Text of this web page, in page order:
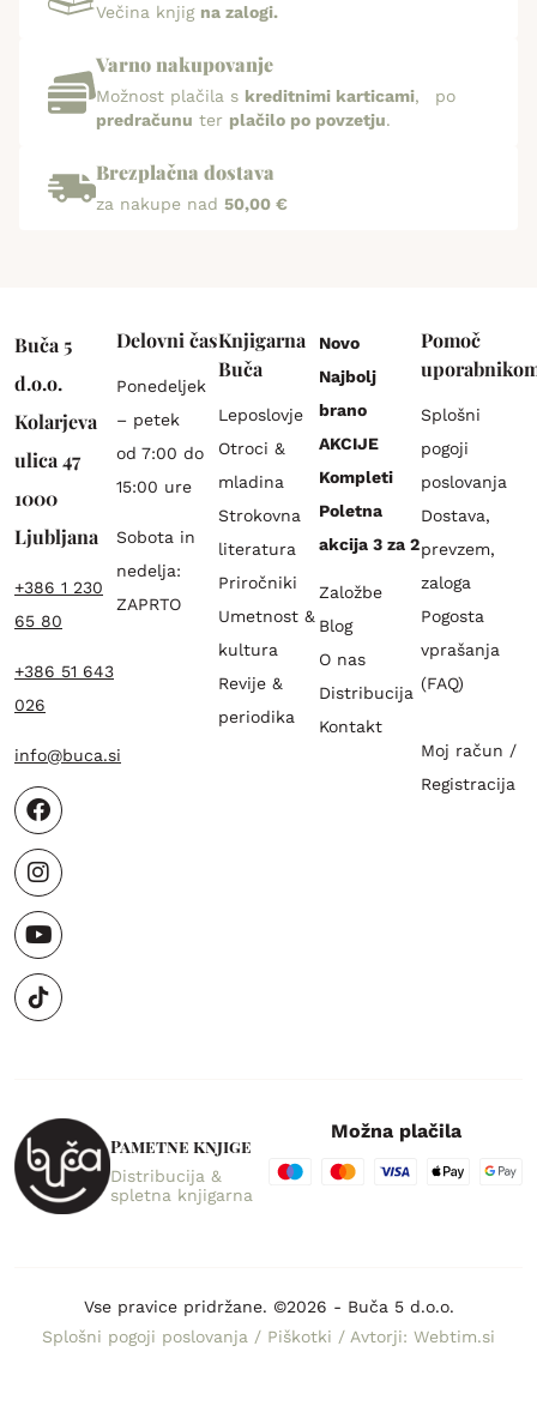
Večina knjig na zalogi.
Varno nakupovanje
Možnost plačila s kreditnimi karticami, po
predračunu ter plačilo po povzetju.
Brezplačna dostava
za nakupe nad 50,00 €
Buča 5
d.o.o.
Kolarjeva
ulica 47
1000
Ljubljana
+386 1 230
65 80
+386 51 643
026
info@buca.si
Delovni čas
Ponedeljek
– petek
od 7:00 do
15:00 ure
Sobota in
nedelja:
ZAPRTO
Knjigarna
Buča
Leposlovje
Otroci &
mladina
Strokovna
literatura
Priročniki
Umetnost &
kultura
Revije &
periodika
Novo
Najbolj
brano
AKCIJE
Kompleti
Poletna
akcija 3 za 2
Založbe
Blog
O nas
Distribucija
Kontakt
Pomoč
Splošni
pogoji
poslovanja
Dostava,
prevzem,
zaloga
Pogosta
vprašanja
(FAQ)
Moj račun /
Registracija
Pametne knjige
Distribucija &
spletna knjigarna
Možna plačila
Vse pravice pridržane. ©2026 - Buča 5 d.o.o.
Splošni pogoji poslovanja / Piškotki / Avtorji: Webtim.si